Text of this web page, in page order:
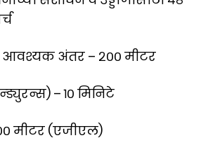
अंतर – २०० मीटर
– १० मिनिटे
मीटर (एजीएल)